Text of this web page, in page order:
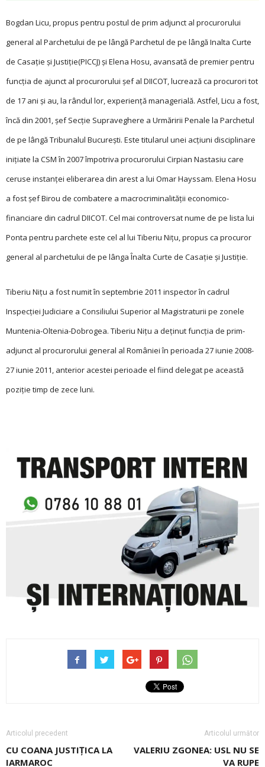
Bogdan Licu, propus pentru postul de prim adjunct al procurorului
general al Parchetului de pe lângă Parchetul de pe lângă Inalta Curte
de Casație și Justiție(PICCJ) şi Elena Hosu, avansată de premier pentru
funcţia de ajunct al procurorului şef al DIICOT, lucrează ca procurori tot
de 17 ani şi au, la rândul lor, experienţă managerială. Astfel, Licu a fost,
încă din 2001, şef Secţie Supraveghere a Urmăririi Penale la Parchetul
de pe lângă Tribunalul Bucureşti. Este titularul unei acţiuni disciplinare
iniţiate la CSM în 2007 împotriva procurorului Cirpian Nastasiu care
ceruse instanţei eliberarea din arest a lui Omar Hayssam. Elena Hosu
a fost şef Birou de combatere a macrocriminalităţii economico-
financiare din cadrul DIICOT. Cel mai controversat nume de pe lista lui
Ponta pentru parchete este cel al lui Tiberiu Niţu, propus ca procuror
general al parchetului de pe lânga Înalta Curte de Casaţie şi Justiţie.
Tiberiu Nițu a fost numit în septembrie 2011 inspector în cadrul
Inspecţiei Judiciare a Consiliului Superior al Magistraturii pe zonele
Muntenia-Oltenia-Dobrogea. Tiberiu Nițu a deţinut funcţia de prim-
adjunct al procurorului general al României în perioada 27 iunie 2008-
27 iunie 2011, anterior acestei perioade el fiind delegat pe această
poziţie timp de zece luni.
Articolul precedent
CU COANA JUSTIȚICA LA
IARMAROC
Articolul următor
VALERIU ZGONEA: USL NU SE
VA RUPE